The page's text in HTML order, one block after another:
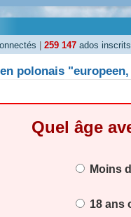
259 147 ados inscrits
polonais
Quel âge
Moins
18 ans